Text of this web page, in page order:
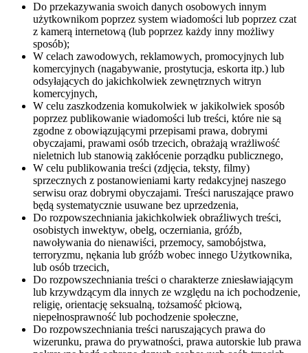
Do przekazywania swoich danych osobowych innym
użytkownikom poprzez system wiadomości lub poprzez czat
z kamerą internetową (lub poprzez każdy inny możliwy
sposób);
W celach zawodowych, reklamowych, promocyjnych lub
komercyjnych (nagabywanie, prostytucja, eskorta itp.) lub
odsyłających do jakichkolwiek zewnętrznych witryn
komercyjnych,
W celu zaszkodzenia komukolwiek w jakikolwiek sposób
poprzez publikowanie wiadomości lub treści, które nie są
zgodne z obowiązującymi przepisami prawa, dobrymi
obyczajami, prawami osób trzecich, obrażają wrażliwość
nieletnich lub stanowią zakłócenie porządku publicznego,
W celu publikowania treści (zdjęcia, teksty, filmy)
sprzecznych z postanowieniami karty redakcyjnej naszego
serwisu oraz dobrymi obyczajami. Treści naruszające prawo
będą systematycznie usuwane bez uprzedzenia,
Do rozpowszechniania jakichkolwiek obraźliwych treści,
osobistych inwektyw, obelg, oczerniania, gróźb,
nawoływania do nienawiści, przemocy, samobójstwa,
terroryzmu, nękania lub gróźb wobec innego Użytkownika,
lub osób trzecich,
Do rozpowszechniania treści o charakterze zniesławiającym
lub krzywdzącym dla innych ze względu na ich pochodzenie,
religię, orientację seksualną, tożsamość płciową,
niepełnosprawność lub pochodzenie społeczne,
Do rozpowszechniania treści naruszających prawa do
wizerunku, prawa do prywatności, prawa autorskie lub prawa